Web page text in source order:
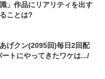
」作品にリアリティを出す
ことは?
げクン(2095回)毎日2回配
トにやってきたワケは.../